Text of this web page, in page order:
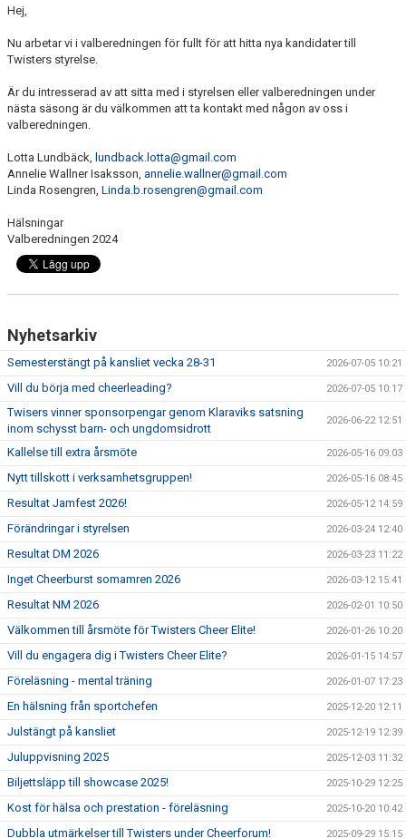
EXTRATRÄNING
KLÄDER & MERCH
TWIST CHEER COMP
Hej,
Nu arbetar vi i valberedningen för fullt för att hitta nya kandidater till
Twisters styrelse.
Är du intresserad av att sitta med i styrelsen eller valberedningen under
nästa säsong är du välkommen att ta kontakt med någon av oss i
valberedningen.
Lotta Lundbäck, lundback.lotta@gmail.com
Annelie Wallner Isaksson, annelie.wallner@gmail.com
Linda Rosengren, Linda.b.rosengren@gmail.com
Hälsningar
Valberedningen 2024
Nyhetsarkiv
Semesterstängt på kansliet vecka 28-31 2026-07-05 10:21
Vill du börja med cheerleading? 2026-07-05 10:17
Twisers vinner sponsorpengar genom Klaraviks satsning
inom schysst barn- och ungdomsidrott
2026-06-22 12:51
Kallelse till extra årsmöte 2026-05-16 09:03
Nytt tillskott i verksamhetsgruppen! 2026-05-16 08:45
Resultat Jamfest 2026! 2026-05-12 14:59
Förändringar i styrelsen 2026-03-24 12:40
Resultat DM 2026 2026-03-23 11:22
Inget Cheerburst somamren 2026 2026-03-12 15:41
Resultat NM 2026 2026-02-01 10:50
Välkommen till årsmöte för Twisters Cheer Elite! 2026-01-26 10:20
Vill du engagera dig i Twisters Cheer Elite? 2026-01-15 14:57
Föreläsning - mental träning 2026-01-07 17:23
En hälsning från sportchefen 2025-12-20 12:11
Julstängt på kansliet 2025-12-19 12:39
Juluppvisning 2025 2025-12-03 11:32
Biljettsläpp till showcase 2025! 2025-10-29 12:25
Kost för hälsa och prestation - föreläsning 2025-10-20 10:42
Dubbla utmärkelser till Twisters under Cheerforum! 2025-09-29 15:15